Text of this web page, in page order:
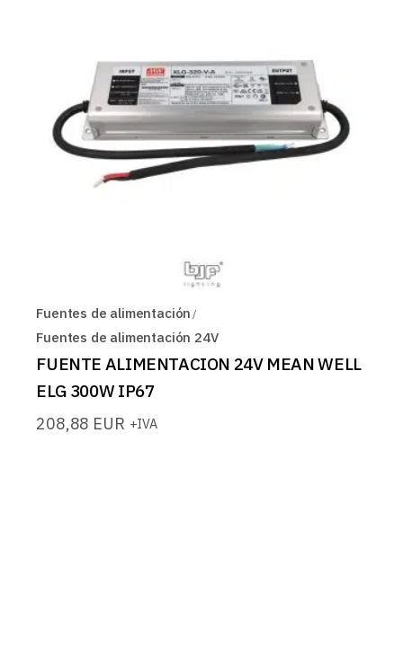
Fuentes de alimentación
Fuentes de alimentación 24V
FUENTE ALIMENTACION 24V MEAN WELL
ELG 300W IP67
208,88 EUR +IVA